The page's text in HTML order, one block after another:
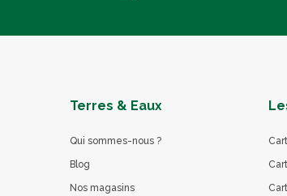
Terres & Eaux
Qui sommes-nous ?
Blog
Nos magasins